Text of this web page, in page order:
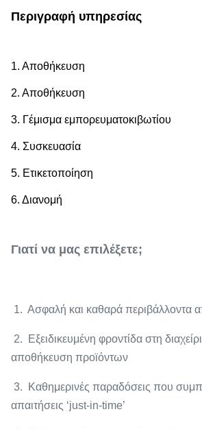
Περιγραφή υπηρεσίας
1. Αποθήκευση
2. Αποθήκευση
3. Γέμισμα εμπορευματοκιβωτίου
4. Συσκευασία
5. Ετικετοποίηση
6. Διανομή
Γιατί να μας επιλέξετε;
1. Ασφαλή και καθαρά περιβάλλοντα
2. Εξειδικευμένη φροντίδα στη
αποθήκευση προϊόντων
3. Καθημερινές παραδόσεις που
απαιτήσεις ‘just-in-time’